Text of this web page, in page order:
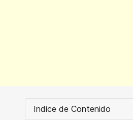
Indice de Contenido